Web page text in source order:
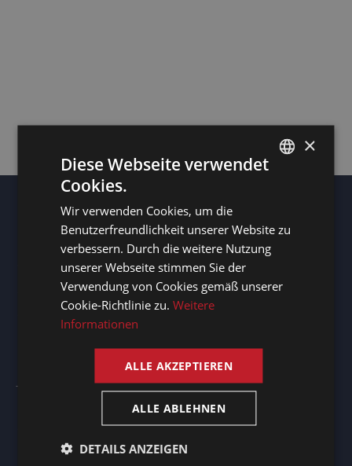
2/4/24
Seitenübersicht
Startseite
Sprachdienste
Über uns
Fordern Sie ihr angebot an
ENGLISH
×
Diese Webseite verwendet
Cookies.
Wir verwenden Cookies, um die
Benutzerfreundlichkeit unserer Website zu
verbessern. Durch die weitere Nutzung
unserer Webseite stimmen Sie der
Verwendung von Cookies gemäß unserer
Cookie-Richtlinie zu. Weitere
Informationen
ALLE AKZEPTIEREN
ALLE ABLEHNEN
DETAILS ANZEIGEN